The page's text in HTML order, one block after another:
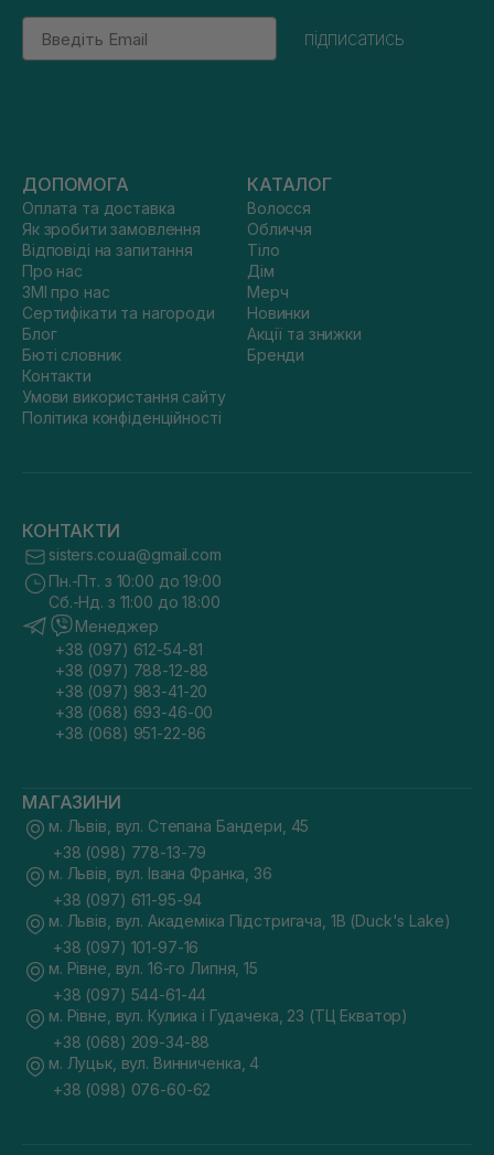
Email
підписатись
ДОПОМОГА
Оплата та доставка
Як зробити замовлення
Відповіді на запитання
Про нас
ЗМІ про нас
Сертифікати та нагороди
Блог
Бюті словник
Контакти
Умови використання сайту
Політика конфіденційності
КАТАЛОГ
Волосся
Обличчя
Тіло
Дім
Мерч
Новинки
Акції та знижки
Бренди
КОНТАКТИ
sisters.co.ua@gmail.com
Пн.-Пт. з 10:00 до 19:00
Сб.-Нд. з 11:00 до 18:00
Менеджер
+38 (097) 612-54-81
+38 (097) 788-12-88
+38 (097) 983-41-20
+38 (068) 693-46-00
+38 (068) 951-22-86
МАГАЗИНИ
м. Львів, вул. Степана Бандери, 45
+38 (098) 778-13-79
м. Львів, вул. Івана Франка, 36
+38 (097) 611-95-94
м. Львів, вул. Академіка Підстригача, 1В (Duck's Lake)
+38 (097) 101-97-16
м. Рівне, вул. 16-го Липня, 15
+38 (097) 544-61-44
м. Рівне, вул. Кулика і Гудачека, 23 (ТЦ Екватор)
+38 (068) 209-34-88
м. Луцьк, вул. Винниченка, 4
+38 (098) 076-60-62